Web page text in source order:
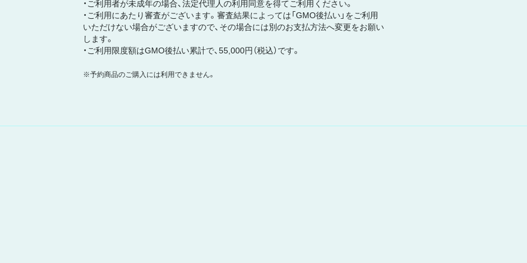
・ご利用者が未成年の場合、法定代理人の利用同意を得てご利用ください。
・ご利用にあたり審査がございます。審査結果によっては「GMO後払い」をご利用
いただけない場合がございますので、その場合には別のお支払方法へ変更をお願い
します。
・ご利用限度額はGMO後払い累計で、55,000円（税込）です。
※予約商品のご購入には利用できません。